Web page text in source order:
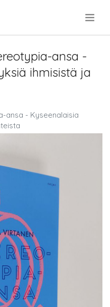
ansa -
ihmisistä ja
ansa - Kyseenalaisia